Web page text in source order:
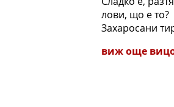
лови, що е то?
Захаросани
виж още